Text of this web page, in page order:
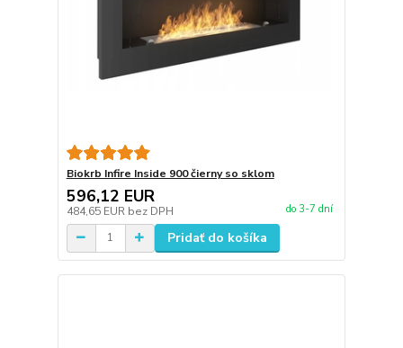
Biokrb Infire Inside 900 čierny so sklom
596,12 EUR
484,65 EUR bez DPH do 3-7 dní
Pridať do košíka